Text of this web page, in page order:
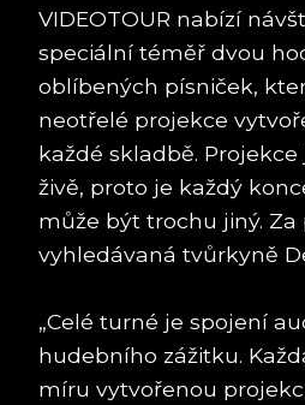
VIDEOTOUR nabízí
speciální téměř dvou
oblíbených písniček,
neotřelé projekce
každé skladbě.
živě, proto je každý
může být trochu jiný.
vyhledávaná tvůrkyně
„Celé turné je spojení
hudebního zážitku.
míru vytvořenou